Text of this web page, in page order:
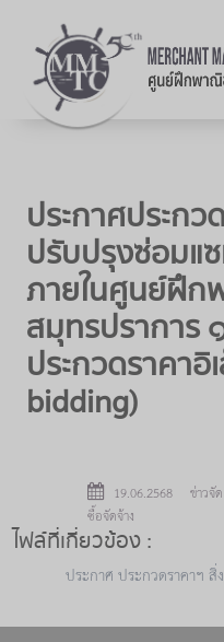
ประกาศประก
ปรับปรุงซ่อมแ
ภายในศูนย์ฝึ
สมุทรปราการ
ประกวดราคา
bidding)
19.06.2568 ข่าวจัด
ซื้อจัดจ้าง
ไฟล์ที่เกี่ยวข้อง :
ประกาศ ประกวดราคาฯ สิ่